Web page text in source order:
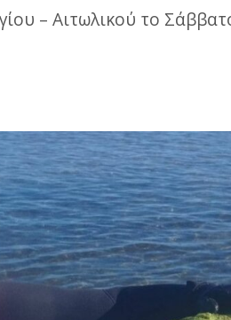
– Αιτωλικού το